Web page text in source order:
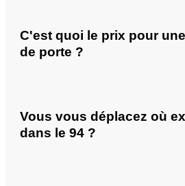
C'est quoi le prix pour
de porte ?
Vous vous déplacez où
dans le 94 ?